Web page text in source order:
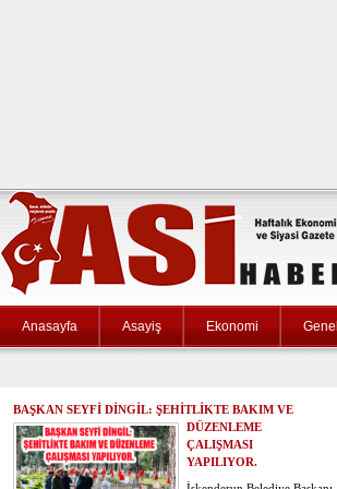
Anasayfa Asayiş Ekonomi Genel
BAŞKAN SEYFİ DİNGİL: ŞEHİTLİKTE BAKIM VE
DÜZENLEME
ÇALIŞMASI
YAPILIYOR.